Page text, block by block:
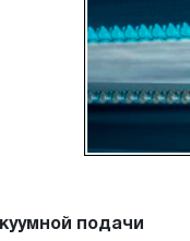
подачи